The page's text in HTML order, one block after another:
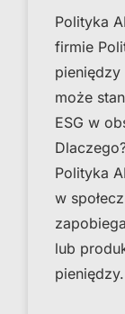
Polityka
firmie
pieniędzy
może
ESG w
Polityka
w
lub
pieniędzy.